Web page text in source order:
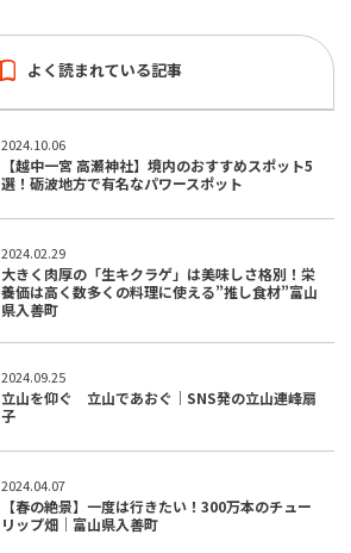
よく読まれている記事
2024.10.06
【越中一宮 高瀬神社】境内のおすすめスポット5
選！砺波地方で有名なパワースポット
2024.02.29
大きく肉厚の「生キクラゲ」は美味しさ格別！栄
養価は高く数多くの料理に使える”推し食材”富山
県入善町
2024.09.25
立山を仰ぐ 立山であおぐ｜SNS発の立山連峰扇
子
2024.04.07
【春の絶景】一度は行きたい！300万本のチュー
リップ畑｜富山県入善町